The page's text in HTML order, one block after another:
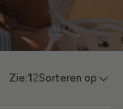
Zie:1 2Sorteren op